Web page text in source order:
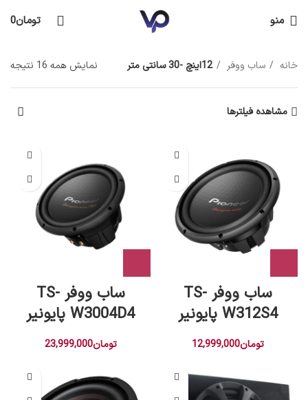
منو تومان0
خانه ساب ووفر 12اینچ -30 سانتی متر نمایش همه 16 نتیجه
مشاهده فیلترها
ساب ووفر TS-
W312S4 پایونیر
تومان12,999,000
ساب ووفر TS-
W3004D4 پایونیر
تومان23,999,000